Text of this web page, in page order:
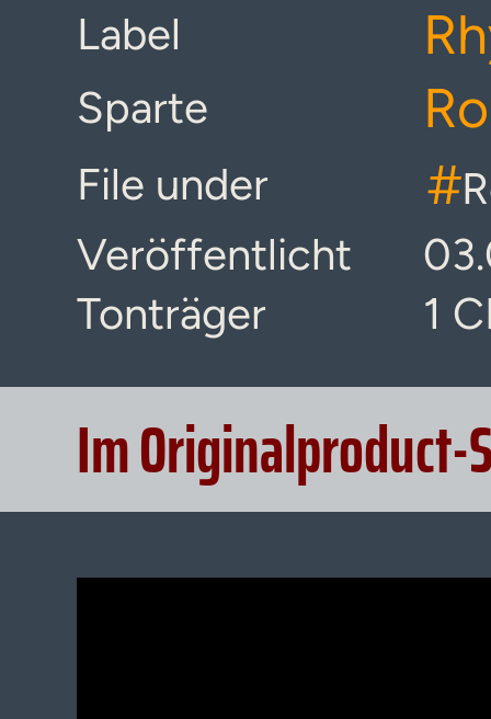
Label
Sparte
File under #
Veröffentlicht
Tonträger
1
Im